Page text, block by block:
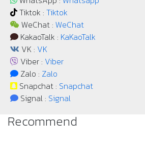
Tiktok : Tiktok
WeChat : WeChat
KakaoTalk : KaKaoTalk
VK : VK
Viber : Viber
Zalo : Zalo
Snapchat : Snapchat
Signal : Signal
Recommend